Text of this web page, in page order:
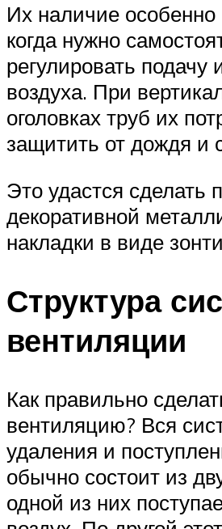
Их наличие
когда нужно
регулировать подачу
воздуха. При
оголовках труб их
защитить от дождя и
Это удастся сделать
декоративной
накладки в виде
Структура
вентиляции
Как правильно
вентиляцию? Вся
удаления и
обычно состоит из
одной из них